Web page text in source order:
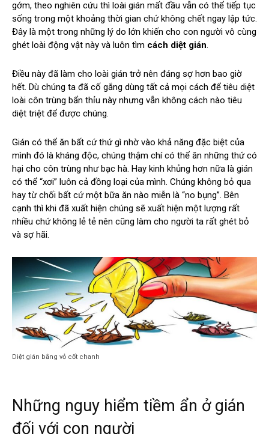
gớm, theo nghiên cứu thì loài gián mất đầu vẫn có thể tiếp tục
sống trong một khoảng thời gian chứ không chết ngay lập tức.
Đây là một trong những lý do lớn khiến cho con người vô cùng
ghét loài động vật này và luôn tìm cách diệt gián.
Điều này đã làm cho loài gián trở nên đáng sợ hơn bao giờ
hết. Dù chúng ta đã cố gắng dùng tất cả mọi cách để tiêu diệt
loài côn trùng bẩn thỉu này nhưng vẫn không cách nào tiêu
diệt triệt để được chúng.
Gián có thể ăn bất cứ thứ gì nhờ vào khả năng đặc biệt của
mình đó là kháng độc, chúng thậm chí có thể ăn những thứ có
hại cho côn trùng như bạc hà. Hay kinh khủng hơn nữa là gián
có thể “xơi” luôn cả đồng loại của mình. Chúng không bỏ qua
hay từ chối bất cứ một bữa ăn nào miễn là “no bụng”. Bên
cạnh thì khi đã xuất hiện chúng sẽ xuất hiện một lượng rất
nhiều chứ không lẻ tẻ nên cũng làm cho người ta rất ghét bỏ
và sợ hãi.
Diệt gián bằng vỏ cốt chanh
Những nguy hiểm tiềm ẩn ở gián
đối với con người